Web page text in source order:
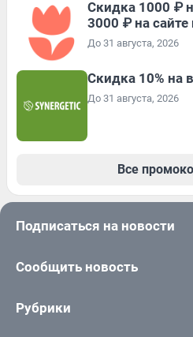
Скидка 1000 ₽
3000 ₽ на
До 31 августа, 2026
Скидка 10% на
До 31 августа, 2026
Все
Подписаться на новости
Сообщить новость
Рубрики